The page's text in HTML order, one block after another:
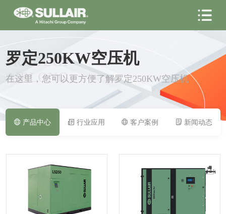
PRODUCT
AIRLONG
罗定250KW空压机
在这里，您可以更方便了解罗定250KW空压机
产品中心 行业应用 客户案例 新闻动态